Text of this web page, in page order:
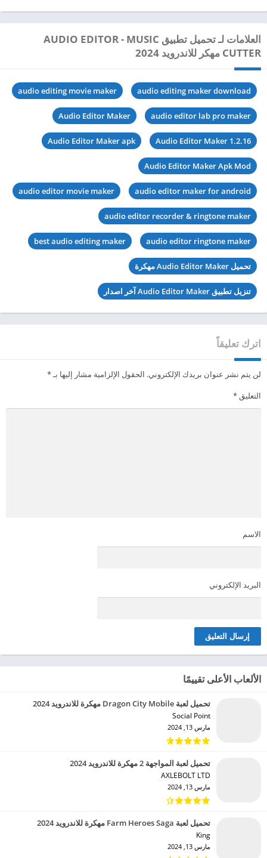
العلامات لـ تحميل تطبيق AUDIO EDITOR - MUSIC
CUTTER مهكر للاندرويد 2024
audio editing maker download
audio editing movie maker
audio editor lab pro maker
Audio Editor Maker
Audio Editor Maker 1.2.16
Audio Editor Maker apk
Audio Editor Maker Apk Mod
audio editor maker for android
audio editor movie maker
audio editor recorder & ringtone maker
audio editor ringtone maker
best audio editing maker
تحميل Audio Editor Maker مهكرة
تنزيل تطبيق Audio Editor Maker آخر اصدار
اترك تعليقاً
لن يتم نشر عنوان بريدك الإلكتروني. الحقول الإلزامية مشار إليها بـ*
التعليق*
الاسم
البريد الإلكتروني
الألعاب الأعلى تقييمًا
تحميل لعبة Dragon City Mobile مهكرة للاندرويد 2024
Social Point‏
مارس 13, 2024
تحميل لعبة المواجهة 2 مهكرة للاندرويد 2024
AXLEBOLT LTD‏
مارس 13, 2024
تحميل لعبة Farm Heroes Saga مهكرة للاندرويد 2024
King‏
مارس 13, 2024